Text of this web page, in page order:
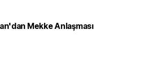
Mekke Anlaşması